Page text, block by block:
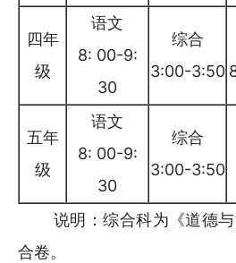
四年
级
语文
8: 00-9:
30
综合
3:00-3:50
五年
级
语文
8: 00-9:
30
综合
3:00-3:50
说明：综合科为《道德
合卷。